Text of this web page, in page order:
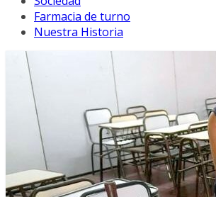
Farmacia de turno
Nuestra Historia